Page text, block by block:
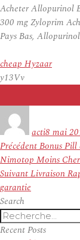
Acheter Allopurinol
300 mg Zyloprim
Pays Bas,
cheap Hyzaar
y13Vv
actile
8 mai
Navigation
de
l’article
PrécédentArticle
précédent :
Bonus Pill
Nimotop Moins
SuivantArticle
suivant :
Livraison
garantie
Search
Recherche
pour
Recent Posts